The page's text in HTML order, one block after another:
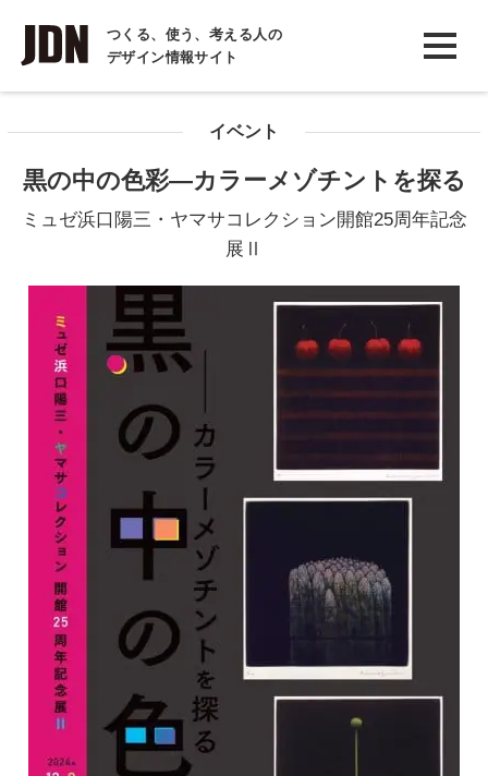
つくる、使う、考える人の
デザイン情報サイト
INTERVIEW
インタビュー
COLUMN
イベント
黒の中の色彩―カラーメゾチントを探る
ミュゼ浜口陽三・ヤマサコレクション開館25周年記念
展Ⅱ